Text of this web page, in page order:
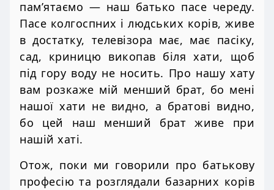
пам’ятаємо — наш батько пасе череду.
Пасе колгоспних і людських корів, живе
в достатку, телевізора має, має пасіку,
сад, криницю викопав біля хати, щоб
під гору воду не носить. Про нашу хату
вам розкаже мій менший брат, бо мені
нашої хати не видно, а братові видно,
бо цей наш менший брат живе при
нашій хаті.
Отож, поки ми говорили про батькову
професію та розглядали базарних корів